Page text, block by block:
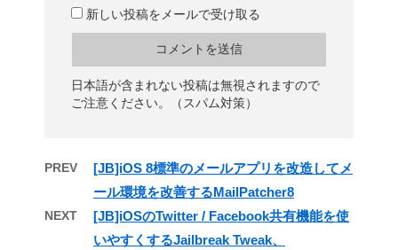
新しい投稿をメールで受け取る
日本語が含まれない投稿は無視されますので
ご注意ください。（スパム対策）
PREV
[JB]iOS 8標準のメールアプリを改造してメ
ール環境を改善するMailPatcher8
NEXT
[JB]iOSのTwitter / Facebook共有機能を使
いやすくするJailbreak Tweak、